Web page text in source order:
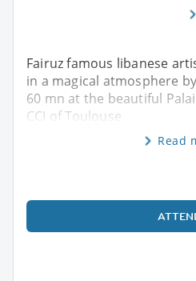
Fairuz famous libanese
in a magical atmosphere
60 mn at the beautiful
CCI of Toulouse
Read